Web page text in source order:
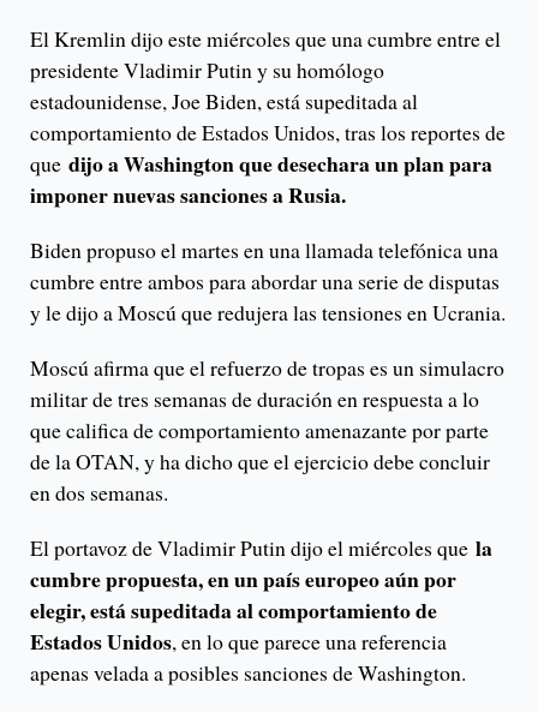
El Kremlin dijo este miércoles que una cumbre entre el
presidente Vladimir Putin y su homólogo
estadounidense, Joe Biden, está supeditada al
comportamiento de Estados Unidos, tras los reportes de
que dijo a Washington que desechara un plan para
imponer nuevas sanciones a Rusia.
Biden propuso el martes en una llamada telefónica una
cumbre entre ambos para abordar una serie de disputas
y le dijo a Moscú que redujera las tensiones en Ucrania.
Moscú afirma que el refuerzo de tropas es un simulacro
militar de tres semanas de duración en respuesta a lo
que califica de comportamiento amenazante por parte
de la OTAN, y ha dicho que el ejercicio debe concluir
en dos semanas.
El portavoz de Vladimir Putin dijo el miércoles que la
cumbre propuesta, en un país europeo aún por
elegir, está supeditada al comportamiento de
Estados Unidos, en lo que parece una referencia
apenas velada a posibles sanciones de Washington.